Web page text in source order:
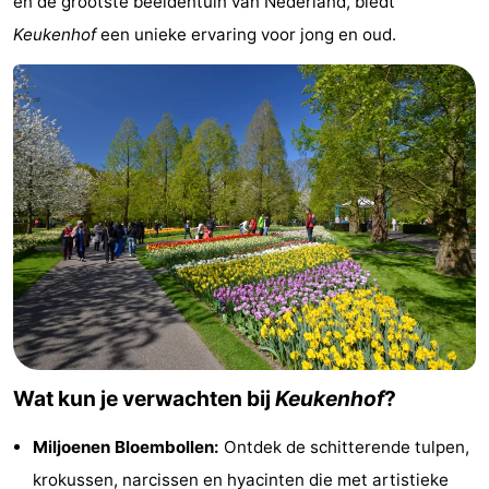
Musea
-
Monumenten
-
Kerken
-
Uitkijkpunten
Attracties
-
Rondvaarten
-
Experiences
Dorpen
&Rondleidingen
Keukenhofeen unieke ervaring voor jong en oud.
Wat kun je verwachten bij Keukenhof?
Miljoenen Bloembollen: Ontdek de schitterende tulpen,
krokussen, narcissen en hyacinten die met artistieke